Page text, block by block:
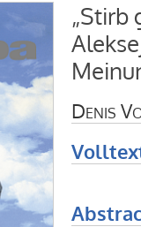
„Stirb
Denis